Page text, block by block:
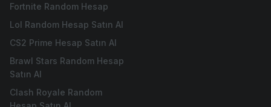
Fortnite Random Hesap
Lol Random Hesap Satın Al
CS2 Prime Hesap Satın Al
Brawl Stars Random Hesap
Satın Al
Clash Royale Random